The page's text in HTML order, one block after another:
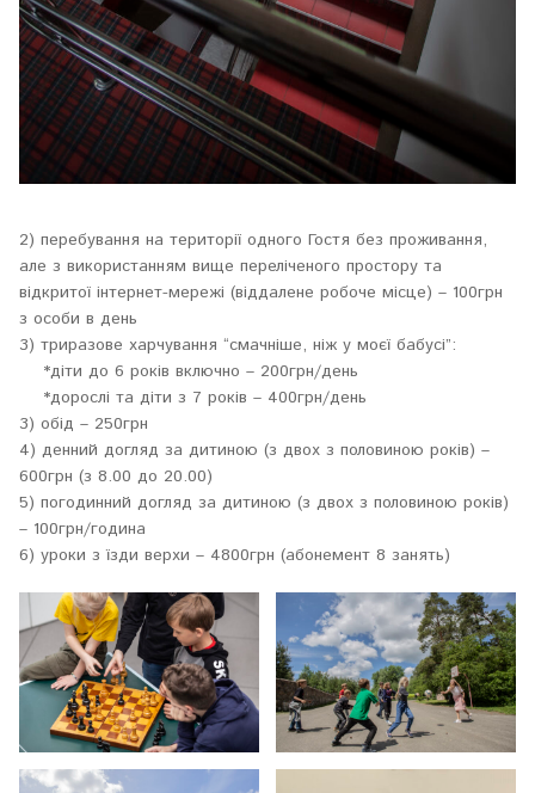
2) перебування на території одного Гостя без проживання,
але з використанням вище переліченого простору та
відкритої інтернет-мережі (віддалене робоче місце) – 100грн
з особи в день
3) триразове харчування “смачніше, ніж у моєї бабусі”:
*діти до 6 років включно – 200грн/день
*дорослі та діти з 7 років – 400грн/день
3) обід – 250грн
4) денний догляд за дитиною (з двох з половиною років) –
600грн (з 8.00 до 20.00)
5) погодинний догляд за дитиною (з двох з половиною років)
– 100грн/година
6) уроки з їзди верхи – 4800грн (абонемент 8 занять)